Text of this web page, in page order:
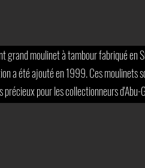
grand moulinet à tambour fabriqué en
a été ajouté en 1999. Ces moulinets
pour les collectionneurs d'Abu-